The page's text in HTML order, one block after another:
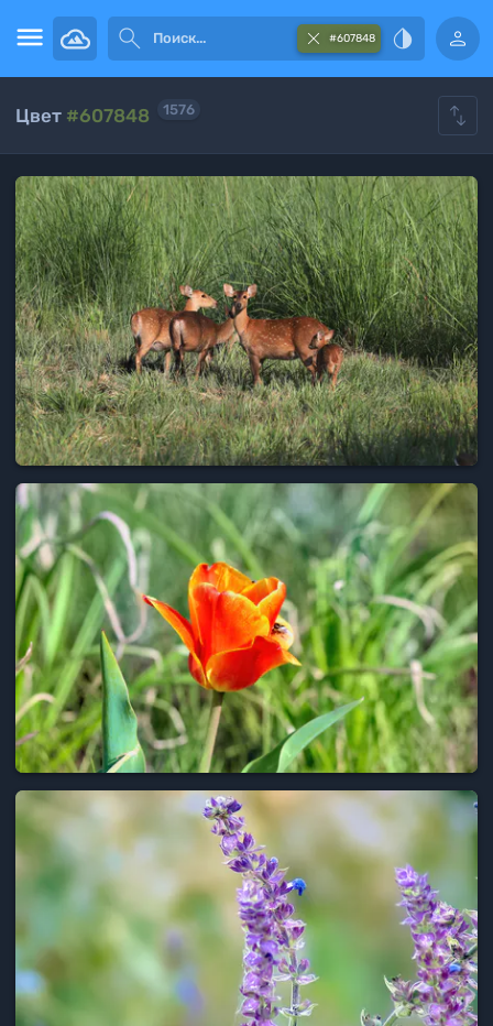
  
 #607848 
Цвет #607848 1576 